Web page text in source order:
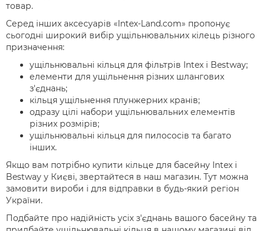
товар.
Серед інших аксесуарів «Intex-Land.com» пропонує
сьогодні широкий вибір ущільнювальних кілець різного
призначення:
ущільнювальні кільця для фільтрів Intex і Bestway;
елементи для ущільнення різних шлангових
з'єднань;
кільця ущільнення плунжерних кранів;
одразу цілі набори ущільнювальних елементів
різних розмірів;
ущільнювальні кільця для пилососів та багато
інших.
Якщо вам потрібно купити кільце для басейну Intex і
Bestway у Києві, звертайтеся в наш магазин. Тут можна
замовити вироби і для відправки в будь-який регіон
України.
Подбайте про надійність усіх з'єднань вашого басейну та